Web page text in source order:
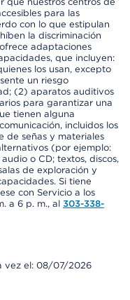
para las
con lo que estipulan
la discriminación
adaptaciones
que incluyen:
los usan, excepto
un riesgo
(2) aparatos auditivos
para garantizar una
tienen alguna
incluidos los
de señas y materiales
(por ejemplo:
o CD; textos, discos,
de exploración y
Si tiene
con Servicio a los
a 6 p. m., al 303-338-
vez el: 08/07/2026